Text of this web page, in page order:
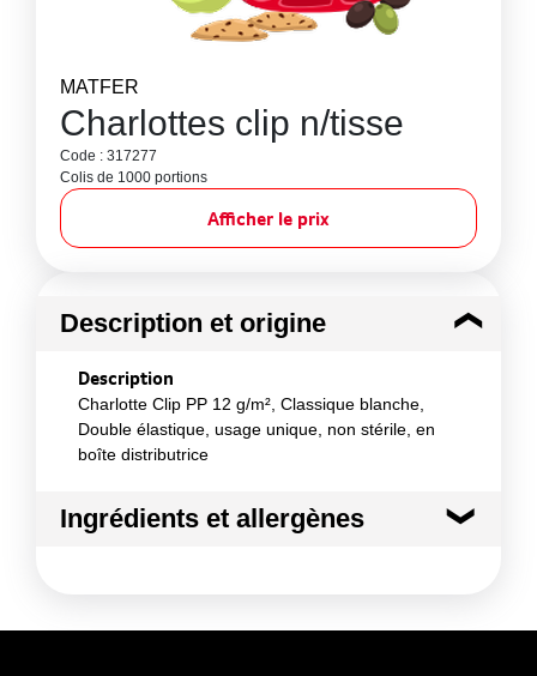
MATFER
Charlottes clip n/tisse
Code : 317277
Colis de 1000 portions
Afficher le prix
Description et origine
Description
Charlotte Clip PP 12 g/m², Classique blanche,
Double élastique, usage unique, non stérile, en
boîte distributrice
Ingrédients et allergènes
Conformément aux informations transmises